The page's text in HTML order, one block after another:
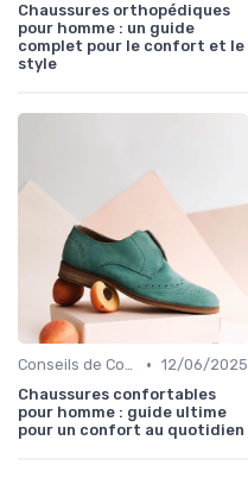
Chaussures orthopédiques
pour homme : un guide
complet pour le confort et le
style
Conseils de Confort au Quotidien • 12/06/2025
Chaussures confortables
pour homme : guide ultime
pour un confort au quotidien